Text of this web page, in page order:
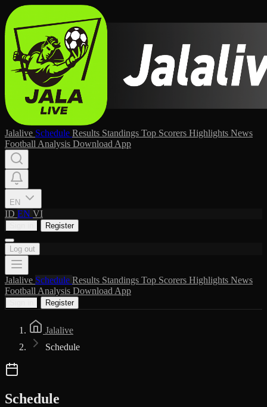
Jalalive Schedule Results Standings Top Scorers Highlights News
Football Analysis Download App
EN
ID EN VI
Register
Log out
Jalalive Schedule Results Standings Top Scorers Highlights News
Football Analysis Download App
Register
Jalalive
Schedule
Schedule